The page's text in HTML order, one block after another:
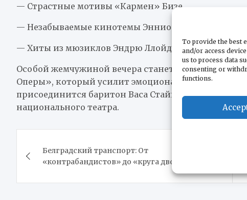
To provide the best
and/or access
us to process data
consenting or
functions.
— Страстные мотивы «Кармен» Бизе
— Незабываемые кинотемы Эннио Морриконе и
— Хиты из мюзиклов Эндрю Ллойда Уэббера
Особой жемчужиной вечера станет исполнение
Оперы», который усилит эмоциональное
присоединится баритон Васа Стайкич, ведущий
национального театра.
по
записям
Белградский транспорт: От
«контрабандистов» до «круга двойки»